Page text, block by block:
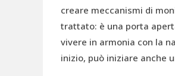
creare meccanismi di
trattato: è una porta
vivere in armonia con la
inizio, può iniziare anche